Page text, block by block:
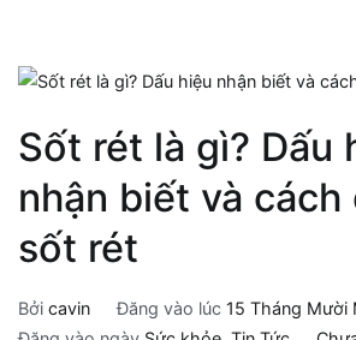
Sốt rét là gì? Dấu
nhận biết và
sốt rét
Bởi cavin Đăng vào lúc 15 Tháng Mười